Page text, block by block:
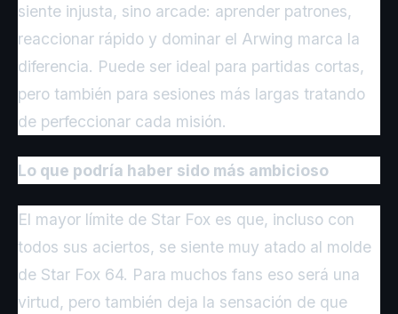
siente injusta, sino arcade: aprender patrones,
reaccionar rápido y dominar el Arwing marca la
diferencia. Puede ser ideal para partidas cortas,
pero también para sesiones más largas tratando
de perfeccionar cada misión.
Lo que podría haber sido más ambicioso
El mayor límite de Star Fox es que, incluso con
todos sus aciertos, se siente muy atado al molde
de Star Fox 64. Para muchos fans eso será una
virtud, pero también deja la sensación de que